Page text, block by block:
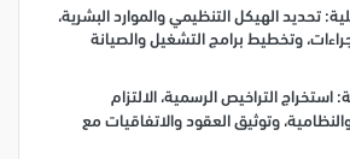
تحديد الهيكل التنظيمي والموارد البشرية،
وتخطيط برامج التشغيل والصيانة
استخراج التراخيص الرسمية، الالتزام
وتوثيق العقود والاتفاقيات مع